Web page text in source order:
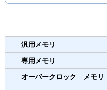
汎用メモリ
専用メモリ
オーバークロック メモリ